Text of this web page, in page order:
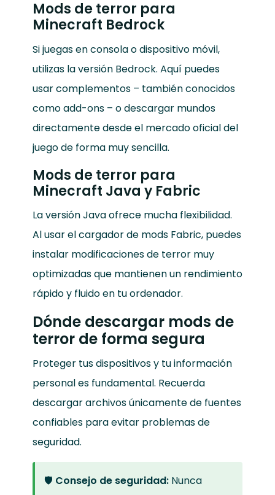
Mods de terror para
Minecraft Bedrock
Si juegas en consola o dispositivo móvil,
utilizas la versión Bedrock. Aquí puedes
usar complementos – también conocidos
como add-ons – o descargar mundos
directamente desde el mercado oficial del
juego de forma muy sencilla.
Mods de terror para
Minecraft Java y Fabric
La versión Java ofrece mucha flexibilidad.
Al usar el cargador de mods Fabric, puedes
instalar modificaciones de terror muy
optimizadas que mantienen un rendimiento
rápido y fluido en tu ordenador.
Dónde descargar mods de
terror de forma segura
Proteger tus dispositivos y tu información
personal es fundamental. Recuerda
descargar archivos únicamente de fuentes
confiables para evitar problemas de
seguridad.
🛡️ Consejo de seguridad:Nunca